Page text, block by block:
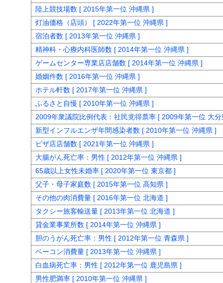
陸上競技場数 [ 2015年第一位 沖縄県 ]
灯油価格（店頭） [ 2022年第一位 沖縄県 ]
宿泊者数 [ 2013年第一位 沖縄県 ]
精神科・心療内科医師数 [ 2014年第一位 沖縄県 ]
ゲームセンター専業店店舗数 [ 2014年第一位 沖縄県 ]
婚姻件数 [ 2016年第一位 沖縄県 ]
ホテル軒数 [ 2017年第一位 沖縄県 ]
ふるさと自慢 [ 2010年第一位 沖縄県 ]
2009年衆議院比例代表：社民党得票率 [ 2009年第一位 大分
新型インフルエンザ年間感染者数 [ 2010年第一位 沖縄県 ]
ピザ店店舗数 [ 2021年第一位 沖縄県 ]
大腸がん死亡率：男性 [ 2012年第一位 沖縄県 ]
65歳以上女性未婚率 [ 2020年第一位 東京都 ]
父子・母子家庭数 [ 2015年第一位 高知県 ]
その他の肉消費量 [ 2016年第一位 北海道 ]
タクシー旅客輸送量 [ 2013年第一位 北海道 ]
貸金業事業所数 [ 2014年第一位 沖縄県 ]
胆のうがん死亡率：男性 [ 2012年第一位 青森県 ]
ベーコン消費量 [ 2013年第一位 沖縄県 ]
白血病死亡率：男性 [ 2012年第一位 鹿児島県 ]
男性肥満率 [ 2010年第一位 沖縄県 ]